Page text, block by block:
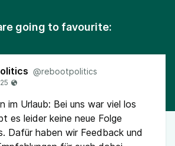
going to favourite:
@rebootpolitics
im Urlaub: Bei uns war viel los
es leider keine neue Folge
Dafür haben wir Feedback und